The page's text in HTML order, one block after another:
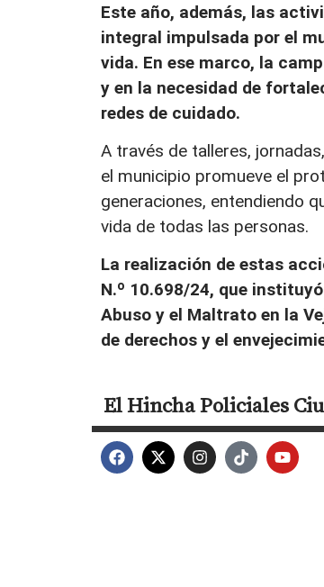
Este año, además, las
integral impulsada por el
vida. En ese marco, la
y en la necesidad de
redes de cuidado.
A través de talleres,
el municipio promueve el
generaciones, entendiendo
vida de todas las personas.
La realización de estas
N.º 10.698/24, que
Abuso y el Maltrato en la
de derechos y el
El HinchaPoliciales